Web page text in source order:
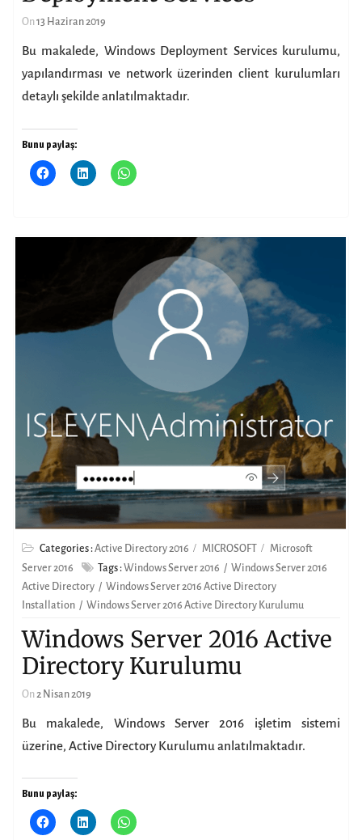
On13 Haziran 2019
Bu makalede, Windows Deployment Services kurulumu,
yapılandırması ve network üzerinden client kurulumları
detaylı şekilde anlatılmaktadır.
Bunu paylaş:
Categories :Active Directory 2016 MICROSOFT
Microsoft
Server 2016
Tags :Windows Server 2016
Windows Server 2016
Active Directory
Windows Server 2016 Active Directory
Installation
Windows Server 2016 Active Directory Kurulumu
Windows Server 2016 Active
Directory Kurulumu
On2 Nisan 2019
Bu makalede, Windows Server 2016 işletim sistemi
üzerine, Active Directory Kurulumu anlatılmaktadır.
Bunu paylaş: